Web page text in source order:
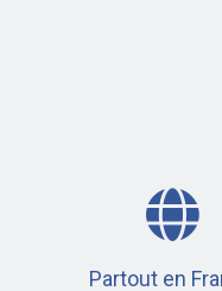
Partout en